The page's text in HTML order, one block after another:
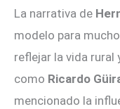
La narrativa de
modelo para
reflejar la vida rural
como Ricardo
mencionado la